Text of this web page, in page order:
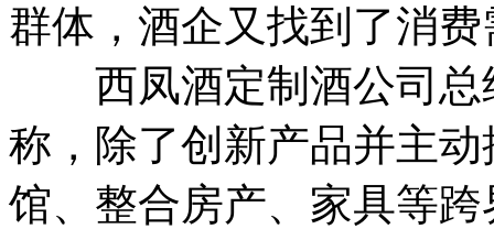
群体，酒企又找到了消费
西凤酒定制酒公司总
称，除了创新产品并主
馆、整合房产、家具等